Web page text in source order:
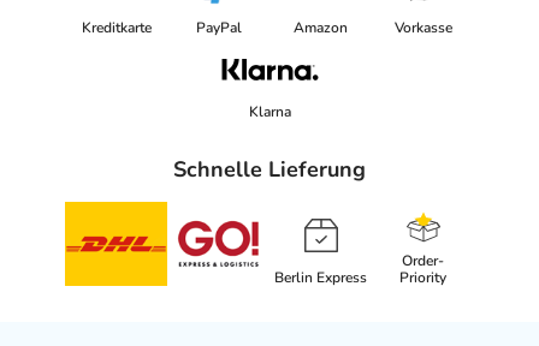
Kreditkarte PayPal Amazon Vorkasse
Klarna
Schnelle Lieferung
Berlin Express
Order-
Priority